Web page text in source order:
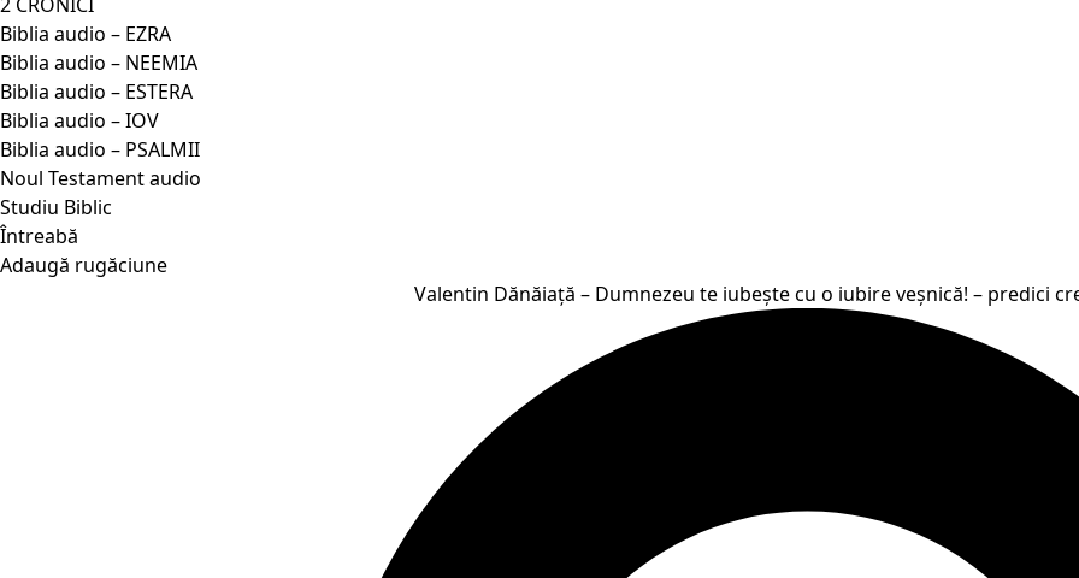
Biblia audio – EZRA
Biblia audio – NEEMIA
Biblia audio – ESTERA
Biblia audio – IOV
Biblia audio – PSALMII
Noul Testament audio
Studiu Biblic
Întreabă
Adaugă rugăciune
Valentin Dănăiață – Dumnezeu te iubește cu o iubire veșnică! – predici